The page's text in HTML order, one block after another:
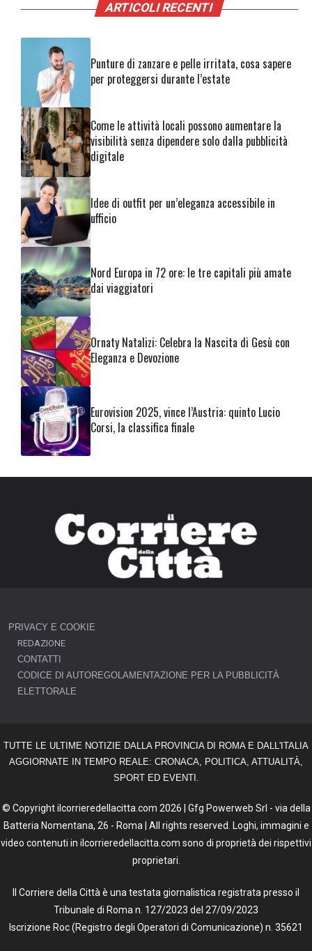
ARTICOLI RECENTI
Punture di zanzare e pelle irritata, cosa sapere
per proteggersi durante l’estate
Come le attività locali possono aumentare la
visibilità senza dipendere solo dalla pubblicità
digitale
Idee di outfit per un’eleganza accessibile in
ufficio
Nord Europa in 72 ore: le tre capitali più amate
dai viaggiatori
Ornaty Natalizi: Celebra la Nascita di Gesù con
Eleganza e Devozione
Eurovision 2025, vince l’Austria: quinto Lucio
Corsi, la classifica finale
PRIVACY E COOKIE
REDAZIONE
CONTATTI
CODICE DI AUTOREGOLAMENTAZIONE PER LA PUBBLICITÀ
ELETTORALE
TUTTE LE ULTIME NOTIZIE DALLA PROVINCIA DI ROMA E DALL'ITALIA
AGGIORNATE IN TEMPO REALE: CRONACA, POLITICA, ATTUALITÀ,
SPORT ED EVENTI.
© Copyright ilcorrieredellacitta.com 2026 | Gfg Powerweb Srl - via della
Batteria Nomentana, 26 - Roma | All rights reserved. Loghi, immagini e
video contenuti in ilcorrieredellacitta.com sono di proprietà dei rispettivi
proprietari.
Il Corriere della Città è una testata giornalistica registrata presso il
Tribunale di Roma n. 127/2023 del 27/09/2023
Iscrizione Roc (Registro degli Operatori di Comunicazione) n. 35621